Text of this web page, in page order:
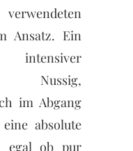
Ansatz. Ein
Nussig,
im Abgang
absolute
egal ob pur